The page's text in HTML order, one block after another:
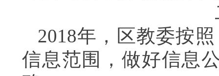
2018年，区教委按
信息范围，做好信息